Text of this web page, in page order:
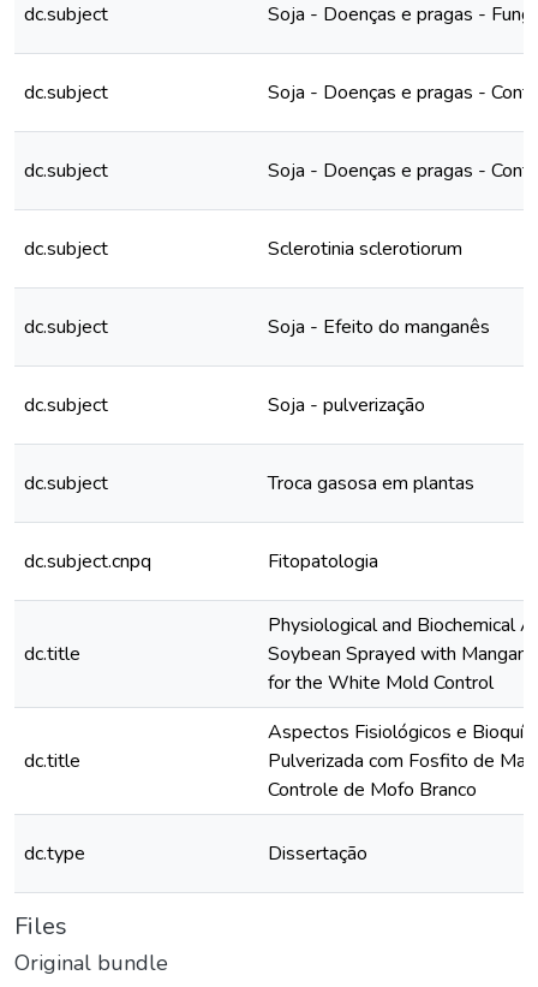
dc.subject Soja - Doenças e pragas -
dc.subject Soja - Doenças e pragas -
dc.subject Soja - Doenças e pragas -
dc.subject Sclerotinia sclerotiorum
dc.subject Soja - Efeito do manganês
dc.subject Soja - pulverização
dc.subject Troca gasosa em plantas
dc.subject.cnpq Fitopatologia
dc.title
Physiological and Biochemical
Soybean Sprayed with
for the White Mold Control
dc.title
Aspectos Fisiológicos e
Pulverizada com Fosfito de
Controle de Mofo Branco
dc.type Dissertação
Files
Original bundle